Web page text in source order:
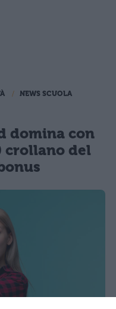
NEWS SCUOLA
domina con
crollano del